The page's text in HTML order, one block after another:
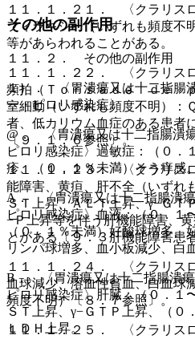
その他の副作用
１１．２． その他の副作用
１）． 〈胃潰瘍又は十二指腸
ー・ピロリ感染症〉
@． 〈胃潰瘍又は十二指腸潰
ピロリ感染症〉過敏症：（０．
疹、（０．１％未満）そう痒感
A． 〈胃潰瘍又は十二指腸潰瘍
ピロリ感染症〉血液：（０．１
（０．１％未満）好酸球増多、
リンパ球増多、血小板減少、白
B． 〈胃潰瘍又は十二指腸潰
ピロリ感染症〉肝臓：（０．１
ＳＴ上昇、γ−ＧＴＰ上昇、（０
ＬＤＨ上昇。
１１．１．２１． 〈クラリス
フィラキシー（いずれも頻度不
等があらわれることがある。
１１．１．２２． 〈クラリス
頻拍（Ｔｏｒｓａｄｅ ｄｅ
室細動（いずれも頻度不明）：
者、低カリウム血症のある患者
〔９．１．６参照〕。
１１．１．２３． 〈クラリス
能障害、黄疸、肝不全（いずれ
ＳＴ上昇、ＡＬＴ上昇、γ−ＧＴ
−Ｐ上昇等を伴う肝機能障害、
とがある〔９．３肝機能障害患
１１．１．２４． 〈クラリス
血球減少、溶血性貧血、白血球
頻度不明）〔８．７参照〕。
１１．１．２５． 〈クラリス